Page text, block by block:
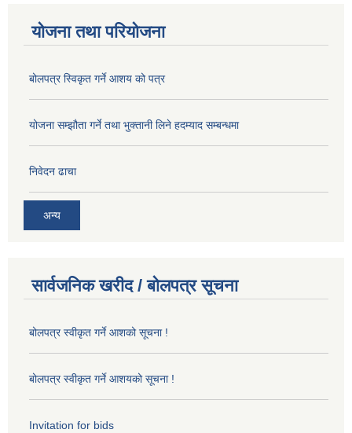
योजना तथा परियोजना
बोलपत्र स्विकृत गर्ने आशय को पत्र
योजना सम्झौता गर्ने तथा भुक्तानी लिने हदम्याद सम्बन्धमा
निवेदन ढाचा
अन्य
सार्वजनिक खरीद / बोलपत्र सूचना
बोलपत्र स्वीकृत गर्ने आशको सूचना !
बोलपत्र स्वीकृत गर्ने आशयको सूचना !
Invitation for bids